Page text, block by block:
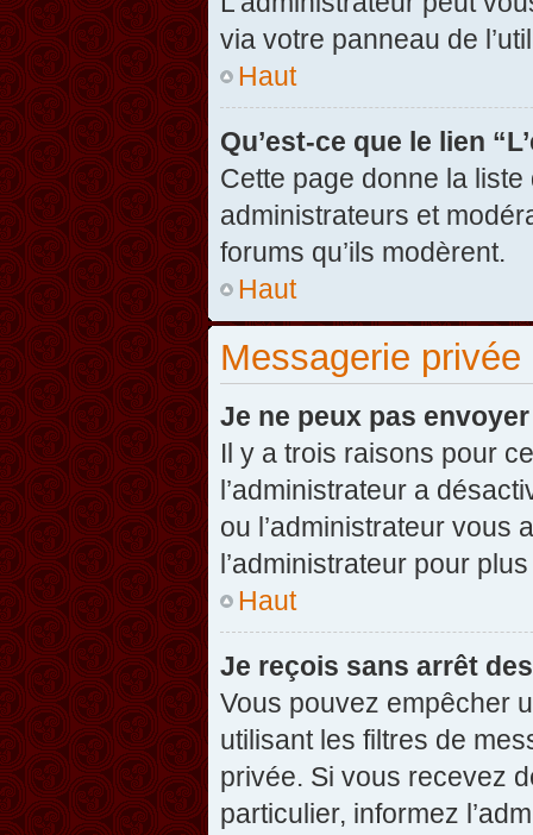
via votre panneau de
Haut
Qu’est-ce que le lien
Cette page donne la
administrateurs et
forums qu’ils modèrent.
Haut
Messagerie privée
Je ne peux pas
Il y a trois raisons pour
l’administrateur a
ou l’administrateur vous
l’administrateur pour
Haut
Je reçois sans arrêt
Vous pouvez empêcher
utilisant les filtres de
privée. Si vous recevez
particulier, informez